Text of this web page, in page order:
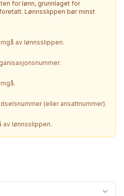
for lønn, grunnlaget for
Lønnsslippen bør minst
av lønnsslippen.
(eller ansattnummer).
av lønnsslippen.